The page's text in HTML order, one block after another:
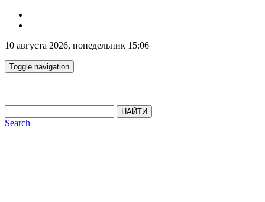
10 августа 2026, понедельник 15:06
Toggle navigation
НАЙТИ
Search